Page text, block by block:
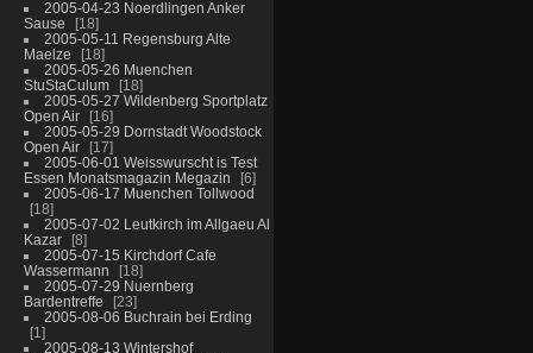
2005-04-23 Noerdlingen Anker
Sause
18
2005-05-11 Regensburg Alte
Maelze
18
2005-05-26 Muenchen
StuStaCulum
18
2005-05-27 Wildenberg Sportplatz
Open Air
16
2005-05-29 Dornstadt Woodstock
Open Air
17
2005-06-01 Weisswurscht is Test
Essen Monatsmagazin Megazin
6
2005-06-17 Muenchen Tollwood
18
2005-07-02 Leutkirch im Allgaeu Al
Kazar
8
2005-07-15 Kirchdorf Cafe
Wassermann
18
2005-07-29 Nuernberg
Bardentreffe
23
2005-08-06 Buchrain bei Erding
1
2005-08-13 Wintershof